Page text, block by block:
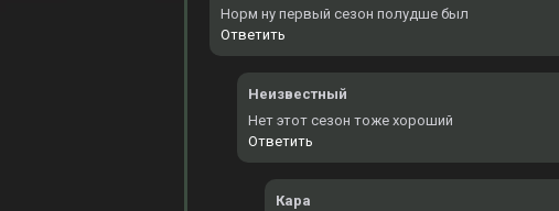
Норм ну первый сезон полудше был
Ответить
Неизвестный
Нет этот сезон тоже хороший
Ответить
Кара